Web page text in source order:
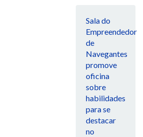
Sala do
Empreendedor
de
Navegantes
promove
oficina
sobre
habilidades
para se
destacar
no